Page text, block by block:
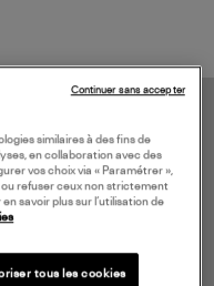
similaires à des fins de
en collaboration avec des
vos choix via « Paramétrer »,
ou refuser ceux non strictement
savoir plus sur l’utilisation de
tous les cookies
Continuer sans accepter